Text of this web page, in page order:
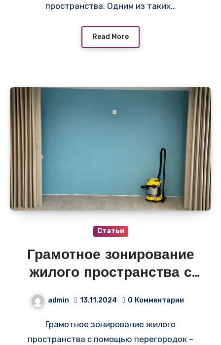
пространства. Одним из таких…
Read More
Статьи
Грамотное зонирование
жилого пространства с
помощью перегородок –
admin 13.11.2024 0 Комментарии
Грамотное зонирование жилого
пространства с помощью перегородок –